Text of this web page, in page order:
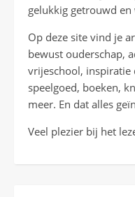
gelukkig getrouwd
Op deze site vind je
bewust ouderschap,
vrijeschool, inspiratie
speelgoed, boeken,
meer. En dat alles
Veel plezier bij het